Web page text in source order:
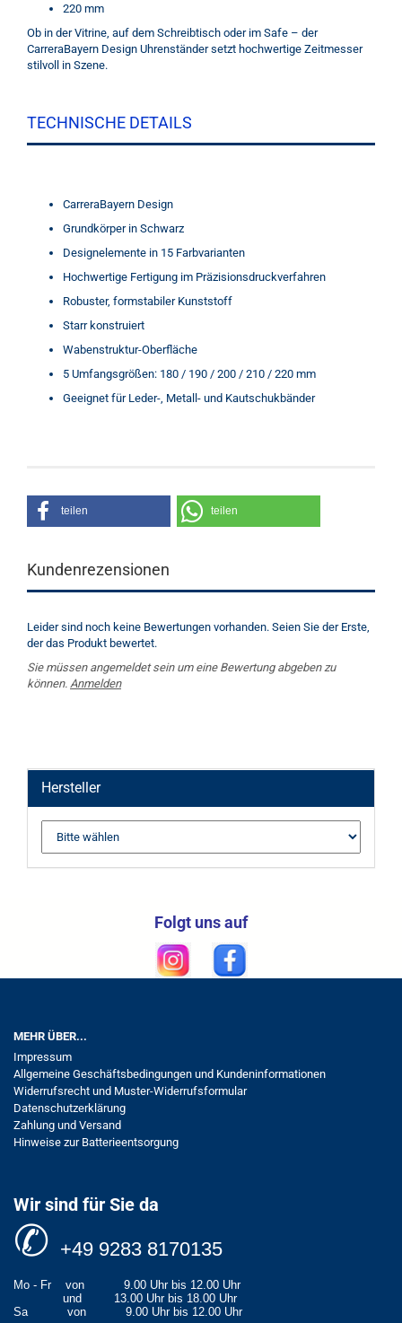
220 mm
Ob in der Vitrine, auf dem Schreibtisch oder im Safe – der
CarreraBayern Design Uhrenständer setzt hochwertige Zeitmesser
stilvoll in Szene.
TECHNISCHE DETAILS
CarreraBayern Design
Grundkörper in Schwarz
Designelemente in 15 Farbvarianten
Hochwertige Fertigung im Präzisionsdruckverfahren
Robuster, formstabiler Kunststoff
Starr konstruiert
Wabenstruktur-Oberfläche
5 Umfangsgrößen: 180 / 190 / 200 / 210 / 220 mm
Geeignet für Leder-, Metall- und Kautschukbänder
teilen teilen
Kundenrezensionen
Leider sind noch keine Bewertungen vorhanden. Seien Sie der Erste,
der das Produkt bewertet.
Sie müssen angemeldet sein um eine Bewertung abgeben zu
können. Anmelden
Hersteller
Folgt uns auf
MEHR ÜBER...
Impressum
Allgemeine Geschäftsbedingungen und Kundeninformationen
Widerrufsrecht und Muster-Widerrufsformular
Datenschutzerklärung
Zahlung und Versand
Hinweise zur Batterieentsorgung
Wir sind für Sie da
✆ +49 9283 8170135
Mo - Fr von
9.00 Uhr bis 12.00 Uhr
und
13.00 Uhr bis 18.00 Uhr
Sa
von 9.00 Uhr bis 12.00 Uhr